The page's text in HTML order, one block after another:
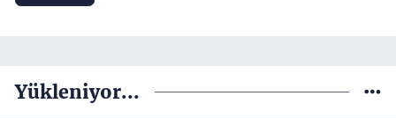
Yükleniyor...